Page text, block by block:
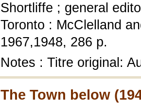
Shortliffe ; general
Toronto : McClelland
1967,1948, 286 p.
Notes : Titre original:
The Town below